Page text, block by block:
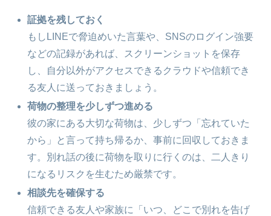
証拠を残しておく
もしLINEで脅迫めいた言葉や、SNSのログイン強要
などの記録があれば、スクリーンショットを保存
し、自分以外がアクセスできるクラウドや信頼でき
る友人に送っておきましょう。
荷物の整理を少しずつ進める
彼の家にある大切な荷物は、少しずつ「忘れていた
から」と言って持ち帰るか、事前に回収しておきま
す。別れ話の後に荷物を取りに行くのは、二人きり
になるリスクを生むため厳禁です。
相談先を確保する
信頼できる友人や家族に「いつ、どこで別れを告げ